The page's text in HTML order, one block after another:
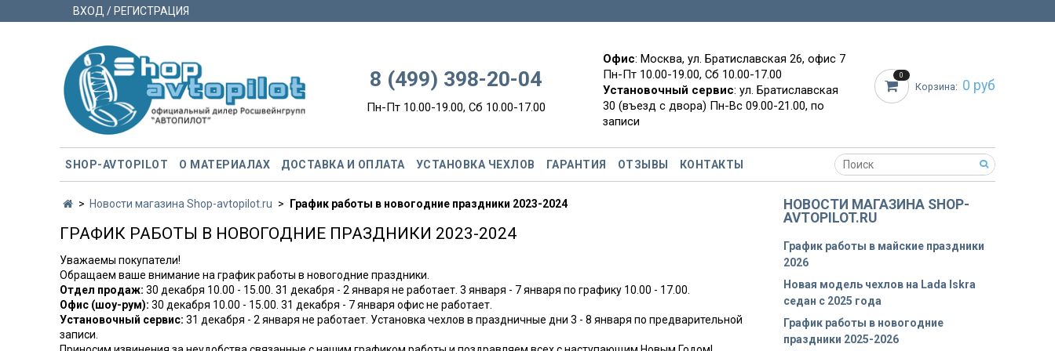
ВХОД / РЕГИСТРАЦИЯ
8 (499) 398-20-04
Пн-Пт 10.00-19.00, Сб 10.00-17.00
Офис: Москва, ул. Братиславская 26, офис 7
Пн-Пт 10.00-19.00, Сб 10.00-17.00
Установочный сервис: ул. Братиславская
30 (въезд с двора) Пн-Вс 09.00-21.00, по
записи
0
Корзина: 0 руб
SHOP-AVTOPILOT О МАТЕРИАЛАХ ДОСТАВКА И ОПЛАТА УСТАНОВКА ЧЕХЛОВ ГАРАНТИЯ ОТЗЫВЫ КОНТАКТЫ
Новости магазина Shop-avtopilot.ru График работы в новогодние праздники 2023-2024
ГРАФИК РАБОТЫ В НОВОГОДНИЕ ПРАЗДНИКИ 2023-2024
Уважаемы покупатели!
Обращаем ваше внимание на график работы в новогодние праздники.
Отдел продаж: 30 декабря 10.00 - 15.00. 31 декабря - 2 января не работает. 3 января - 7 января по графику 10.00 - 17.00.
Офис (шоу-рум): 30 декабря 10.00 - 15.00. 31 декабря - 7 января офис не работает.
Установочный сервис: 31 декабря - 2 января не работает. Установка чехлов в праздничные дни 3 - 8 января по предварительной
записи.
НОВОСТИ МАГАЗИНА SHOP-
AVTOPILOT.RU
График работы в майские праздники
2026
Новая модель чехлов на Lada Iskra
седан с 2025 года
График работы в новогодние
праздники 2025-2026